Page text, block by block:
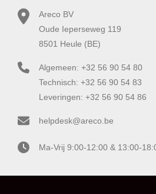
Areco BV
Oude Ieperseweg 119
8501 Heule (BE)
Algemeen: +32 56 90 54 80
Technisch: +32 56 90 54 83
Leveringen: +32 56 90 54 86
helpdesk@areco.be
Ma-Vrij 9:00-12:00 & 13:00-